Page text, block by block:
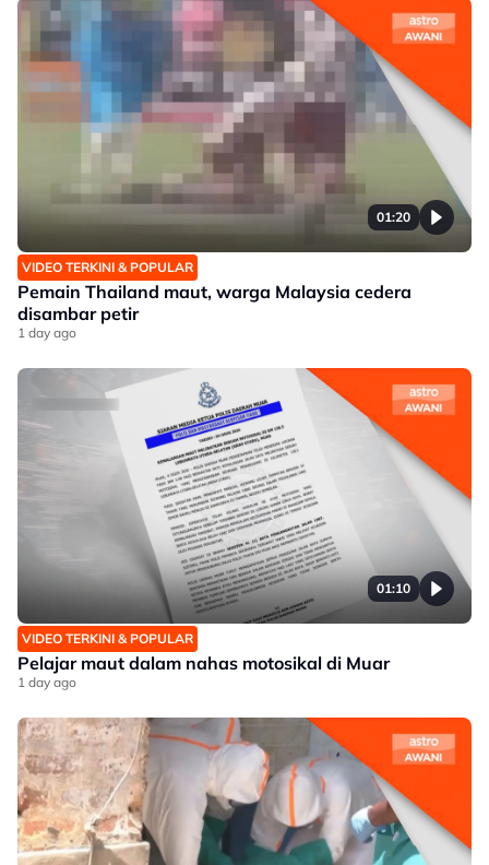
01:20
VIDEO TERKINI & POPULAR
Pemain Thailand maut, warga Malaysia cedera
disambar petir
1 day ago
01:10
VIDEO TERKINI & POPULAR
Pelajar maut dalam nahas motosikal di Muar
1 day ago